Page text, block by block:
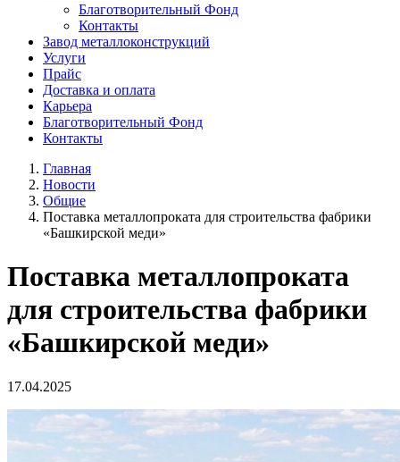
Благотворительный Фонд
Контакты
Завод металлоконструкций
Услуги
Прайс
Доставка и оплата
Карьера
Благотворительный Фонд
Контакты
Главная
Новости
Общие
Поставка металлопроката для строительства фабрики
«Башкирской меди»
Поставка металлопроката
для строительства фабрики
«Башкирской меди»
17.04.2025